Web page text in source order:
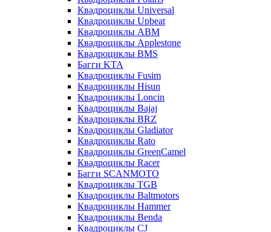
Квадроциклы Universal
Квадроциклы Upbeat
Квадроциклы ABM
Квадроциклы Applestone
Квадроциклы BMS
Багги KTA
Квадроциклы Fusim
Квадроциклы Hisun
Квадроциклы Loncin
Квадроциклы Bajaj
Квадроциклы BRZ
Квадроциклы Gladiator
Квадроциклы Rato
Квадроциклы GreenCamel
Квадроциклы Racer
Багги SCANMOTO
Квадроциклы TGB
Квадроциклы Baltmotors
Квадроциклы Hammer
Квадроциклы Benda
Квадроциклы CJ